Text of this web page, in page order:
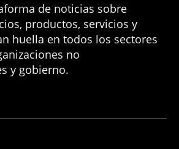
de noticias sobre
productos, servicios y
huella en todos los sectores
no
y gobierno.